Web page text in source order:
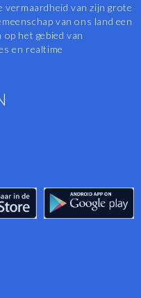
vermaardheid van zijn grote
van ons land een
het gebied van
en realtime